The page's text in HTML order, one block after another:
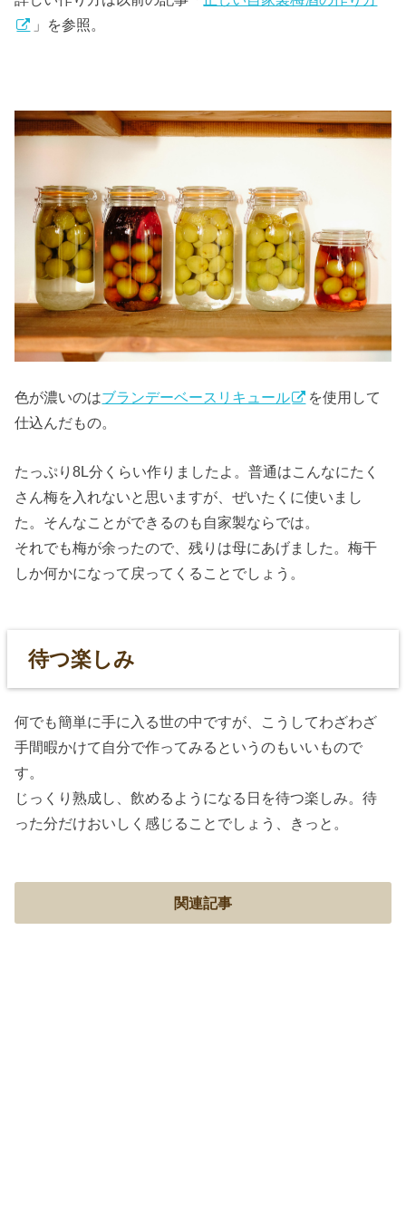
」を参照。
色が濃いのはブランデーベースリキュール
を使用して
仕込んだもの。
たっぷり8L分くらい作りましたよ。普通はこんなにたく
さん梅を入れないと思いますが、ぜいたくに使いまし
た。そんなことができるのも自家製ならでは。
それでも梅が余ったので、残りは母にあげました。梅干
しか何かになって戻ってくることでしょう。
待つ楽しみ
何でも簡単に手に入る世の中ですが、こうしてわざわざ
手間暇かけて自分で作ってみるというのもいいもので
す。
じっくり熟成し、飲めるようになる日を待つ楽しみ。待
った分だけおいしく感じることでしょう、きっと。
関連記事